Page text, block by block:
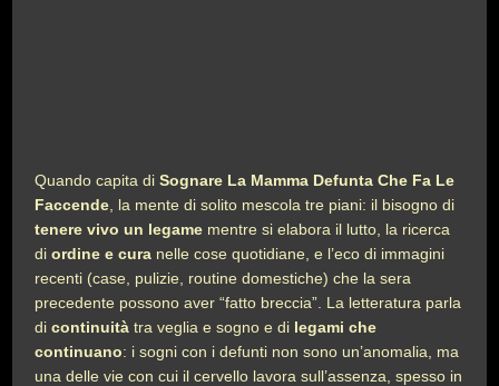
Quando capita diSognare La Mamma Defunta Che Fa Le
Faccende , la mente di solito mescola tre piani: il bisogno di
tenere vivo un legame mentre si elabora il lutto, la ricerca
diordine e cura nelle cose quotidiane, e l’eco di immagini
recenti (case, pulizie, routine domestiche) che la sera
precedente possono aver “fatto breccia”. La letteratura parla
dicontinuità tra veglia e sogno e di legami che
continuano: i sogni con i defunti non sono un’anomalia, ma
una delle vie con cui il cervello lavora sull’assenza, spesso in